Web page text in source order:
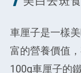
車厘子是一樣
富的營養價值
100g車厘子的